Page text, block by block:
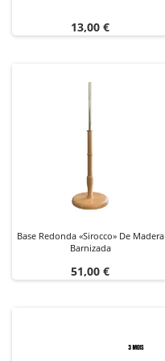
Precio
13,00 €
Base Redonda «Sirocco» De Madera
Barnizada
Precio
51,00 €